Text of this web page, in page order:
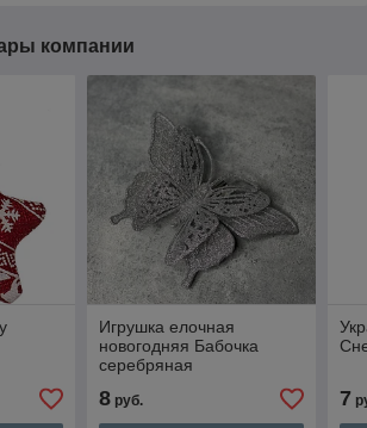
компании
Игрушка елочная
новогодняя Бабочка
серебряная
8руб. 7